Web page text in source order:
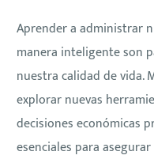
Aprender a administrar
manera inteligente son
nuestra calidad de vida.
explorar nuevas
decisiones económicas
esenciales para